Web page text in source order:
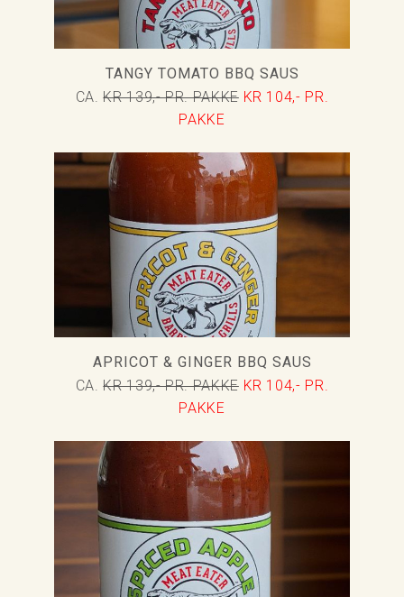
TANGY TOMATO BBQ SAUS
CA.KR 139,- PR. PAKKE KR 104,- PR.
PAKKE
APRICOT & GINGER BBQ SAUS
CA.KR 139,- PR. PAKKE KR 104,- PR.
PAKKE